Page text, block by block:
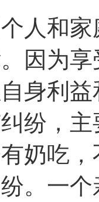
人和
因为
身利
纷，
奶吃
。一